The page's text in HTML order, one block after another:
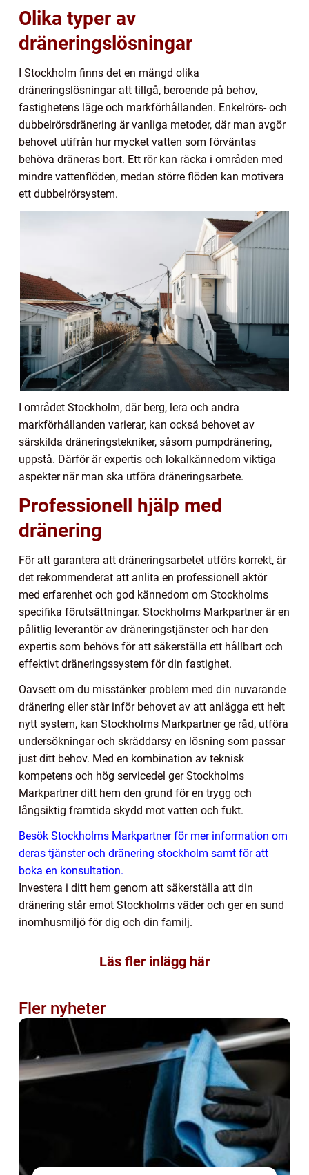
Olika typer av
dräneringslösningar
I Stockholm finns det en mängd olika
dräneringslösningar att tillgå, beroende på behov,
fastighetens läge och markförhållanden. Enkelrörs- och
dubbelrörsdränering är vanliga metoder, där man avgör
behovet utifrån hur mycket vatten som förväntas
behöva dräneras bort. Ett rör kan räcka i områden med
mindre vattenflöden, medan större flöden kan motivera
ett dubbelrörsystem.
I området Stockholm, där berg, lera och andra
markförhållanden varierar, kan också behovet av
särskilda dräneringstekniker, såsom pumpdränering,
uppstå. Därför är expertis och lokalkännedom viktiga
aspekter när man ska utföra dräneringsarbete.
Professionell hjälp med
dränering
För att garantera att dräneringsarbetet utförs korrekt, är
det rekommenderat att anlita en professionell aktör
med erfarenhet och god kännedom om Stockholms
specifika förutsättningar. Stockholms Markpartner är en
pålitlig leverantör av dräneringstjänster och har den
expertis som behövs för att säkerställa ett hållbart och
effektivt dräneringssystem för din fastighet.
Oavsett om du misstänker problem med din nuvarande
dränering eller står inför behovet av att anlägga ett helt
nytt system, kan Stockholms Markpartner ge råd, utföra
undersökningar och skräddarsy en lösning som passar
just ditt behov. Med en kombination av teknisk
kompetens och hög servicedel ger Stockholms
Markpartner ditt hem den grund för en trygg och
långsiktig framtida skydd mot vatten och fukt.
Besök Stockholms Markpartner för mer information om
deras tjänster och dränering stockholm samt för att
boka en konsultation.
Investera i ditt hem genom att säkerställa att din
dränering står emot Stockholms väder och ger en sund
inomhusmiljö för dig och din familj.
Läs fler inlägg här
Fler nyheter